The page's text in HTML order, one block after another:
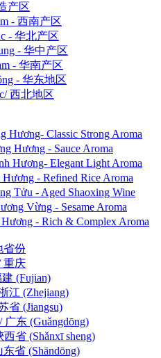
产区
- 西南产区
- 华北产区
- 华中产区
- 华南产区
- 华东地区
西北地区
Hương- Classic Strong Aroma
Hương - Sauce Aroma
Hương- Elegant Light Aroma
- Refined Rice Aroma
Tửu - Aged Shaoxing Wine
Vừng - Sesame Aroma
- Rich & Complex Aroma
省份
重庆
(Fujian)
江 (Zhejiang)
省 (Jiangsu)
广东 (Guǎngdōng)
省 (Shǎnxī sheng)
省 (Shāndōng)